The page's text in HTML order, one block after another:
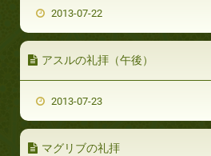
2013-07-22
アスルの礼拝（午後）
2013-07-23
マグリブの礼拝